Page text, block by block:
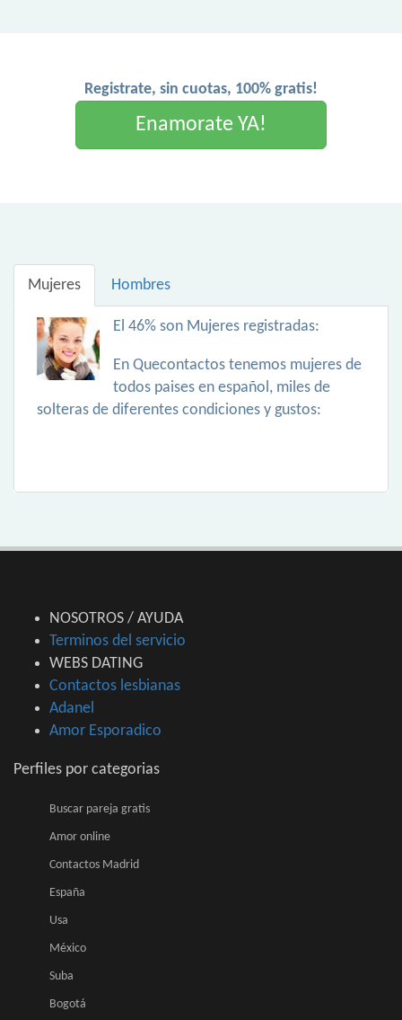
Registrate, sin cuotas, 100% gratis!
Enamorate YA!
Mujeres Hombres
El 46% son Mujeres registradas:
En Quecontactos tenemos mujeres de
todos paises en español, miles de
solteras de diferentes condiciones y gustos:
NOSOTROS / AYUDA
Terminos del servicio
WEBS DATING
Contactos lesbianas
Adanel
Amor Esporadico
Perfiles por categorias
Buscar pareja gratis
Amor online
Contactos Madrid
España
Usa
México
Suba
Bogotá